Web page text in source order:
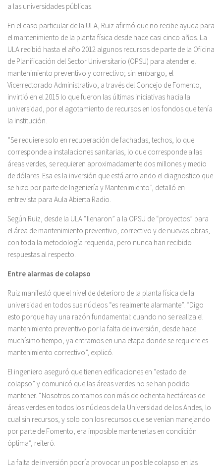
a las universidades públicas.
En el caso particular de la ULA, Ruiz afirmó que no recibe ayuda para
el mantenimiento de la planta física desde hace casi cinco años. La
ULA recibió hasta el año 2012 algunos recursos de parte de la Oficina
de Planificación del Sector Universitario (OPSU) para atender el
mantenimiento preventivo y correctivo; sin embargo, el
Vicerrectorado Administrativo, a través del Concejo de Fomento,
invirtió en el 2015 lo que fueron las últimas iniciativas hacia la
universidad, por el agotamiento de recursos en los fondos que tenía
la institución.
“Se requiere solo en recuperación de fachadas, techos, lo que
corresponde a instalaciones sanitarias, lo que corresponde a las
áreas verdes, se requieren aproximadamente dos millones y medio
de dólares. Esa es la inversión que está arrojando el diagnostico que
se hizo por parte de Ingeniería y Mantenimiento”, detalló en
entrevista para Aula Abierta Radio.
Según Ruiz, desde la ULA “llenaron” a la OPSU de “proyectos” para
el área de mantenimiento preventivo, correctivo y de nuevas obras,
con toda la metodología requerida, pero nunca han recibido
respuestas al respecto.
Entre alarmas de colapso
Ruiz manifestó que el nivel de deterioro de la planta física de la
universidad en todos sus núcleos “es realmente alarmante”. “Digo
esto porque hay una razón fundamental: cuando no se realiza el
mantenimiento preventivo por la falta de inversión, desde hace
muchísimo tiempo, ya entramos en una etapa donde se requiere es
mantenimiento correctivo”, explicó.
El ingeniero aseguró que tienen edificaciones en “estado de
colapso” y comunicó que las áreas verdes no se han podido
mantener. “Nosotros contamos con más de ochenta hectáreas de
áreas verdes en todos los núcleos de la Universidad de los Andes, lo
cual sin recursos, y solo con los recursos que se venían manejando
por parte de Fomento, era imposible mantenerlas en condición
óptima”, reiteró.
La falta de inversión podría provocar un posible colapso en las